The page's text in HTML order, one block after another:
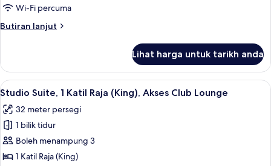
Katil
(Single),
Lounge
Wi-Fi percuma
Butiran lanjut
Butiran
Room,
Katil
(Single),
Akses
Lounge
Lihat harga untuk tarikh anda
Lihat
semua
foto
untuk
Studio
Suite,
Studio Suite, 1 Katil Raja (King),
10
Studio Suite, 1 Katil Raja (King), Akses Club Lounge
32 meter persegi
1 bilik tidur
Boleh menampung 3
1 Katil Raja (King)